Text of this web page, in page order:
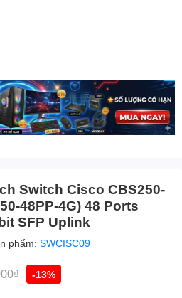
Switch Cisco CBS250-
48PP-4G) 48 Ports
SFP Uplink
phẩm: SWCISC09
-13%